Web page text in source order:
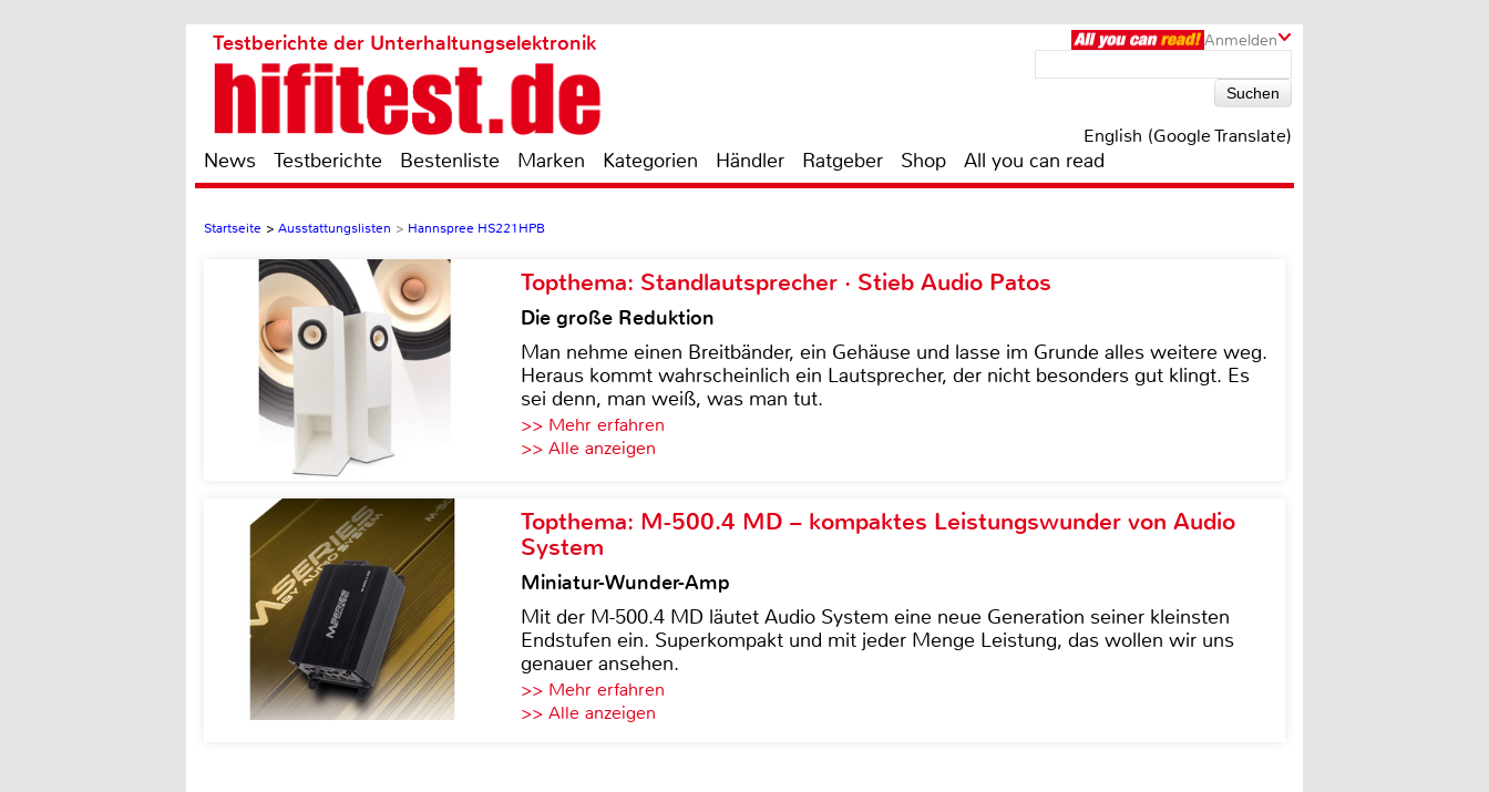
Anmelden
Testberichte der Unterhaltungselektronik
English (Google Translate)
News Testberichte Bestenliste Marken Kategorien Händler Ratgeber Shop All you can read
Startseite > Ausstattungslisten > Hannspree HS221HPB
Topthema: Standlautsprecher · Stieb Audio Patos
Die große Reduktion
Man nehme einen Breitbänder, ein Gehäuse und lasse im Grunde alles weitere weg.
Heraus kommt wahrscheinlich ein Lautsprecher, der nicht besonders gut klingt. Es
sei denn, man weiß, was man tut.
>> Mehr erfahren
>> Alle anzeigen
Topthema: M-500.4 MD – kompaktes Leistungswunder von Audio
System
Miniatur-Wunder-Amp
Mit der M-500.4 MD läutet Audio System eine neue Generation seiner kleinsten
Endstufen ein. Superkompakt und mit jeder Menge Leistung, das wollen wir uns
genauer ansehen.
>> Mehr erfahren
>> Alle anzeigen